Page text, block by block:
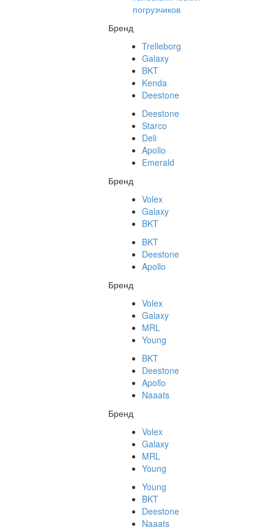
погрузчиков
Бренд
Trelleborg
Galaxy
BKT
Kenda
Deestone
Deestone
Starco
Deli
Apollo
Emerald
Бренд
Volex
Galaxy
BKT
BKT
Deestone
Apollo
Бренд
Volex
Galaxy
MRL
Young
BKT
Deestone
Apollo
Naaats
Бренд
Volex
Galaxy
MRL
Young
Young
BKT
Deestone
Naaats